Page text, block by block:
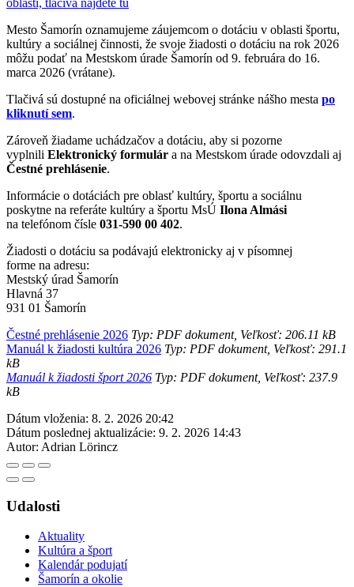
Mesto Šamorín oznamujeme záujemcom o dotáciu v oblasti športu,
kultúry a sociálnej činnosti, že svoje žiadosti o dotáciu na rok 2026
môžu podať na Mestskom úrade Šamorín od 9. februára do 16.
marca 2026 (vrátane).
Tlačivá sú dostupné na oficiálnej webovej stránke nášho mesta po
kliknutí sem.
Zároveň žiadame uchádzačov a dotáciu, aby si pozorne
vyplnili Elektronický formulár a na Mestskom úrade odovzdali aj
Čestné prehlásenie.
Informácie o dotáciách pre oblasť kultúry, športu a sociálnu
poskytne na referáte kultúry a športu MsÚ Ilona Almási
na telefónom čísle 031-590 00 402.
Žiadosti o dotáciu sa podávajú elektronicky aj v písomnej
forme na adresu:
Mestský úrad Šamorín
Hlavná 37
931 01 Šamorín
Čestné prehlásenie 2026 Typ: PDF dokument, Veľkosť: 206.11 kB
Manuál k žiadosti kultúra 2026 Typ: PDF dokument, Veľkosť: 291.1
kB
Manuál k žiadosti šport 2026 Typ: PDF dokument, Veľkosť: 237.9
kB
Dátum vloženia: 8. 2. 2026 20:42
Dátum poslednej aktualizácie: 9. 2. 2026 14:43
Autor: Adrian Lörincz
Udalosti
Aktuality
Kultúra a šport
Kalendár podujatí
Šamorín a okolie